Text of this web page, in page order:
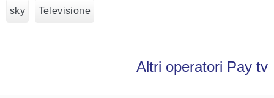
sky Televisione
Altri operatori Pay tv